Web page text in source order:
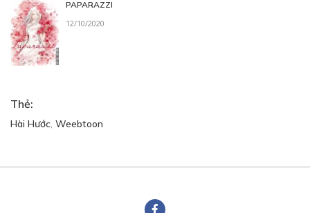
PAPARAZZI
12/10/2020
Thẻ:
Hài Hước, Weebtoon